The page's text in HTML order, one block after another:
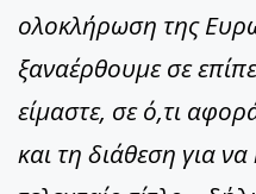
ολοκλήρωση της
ξαναέρθουμε σε
είμαστε, σε ό,τι
και τη διάθεση για